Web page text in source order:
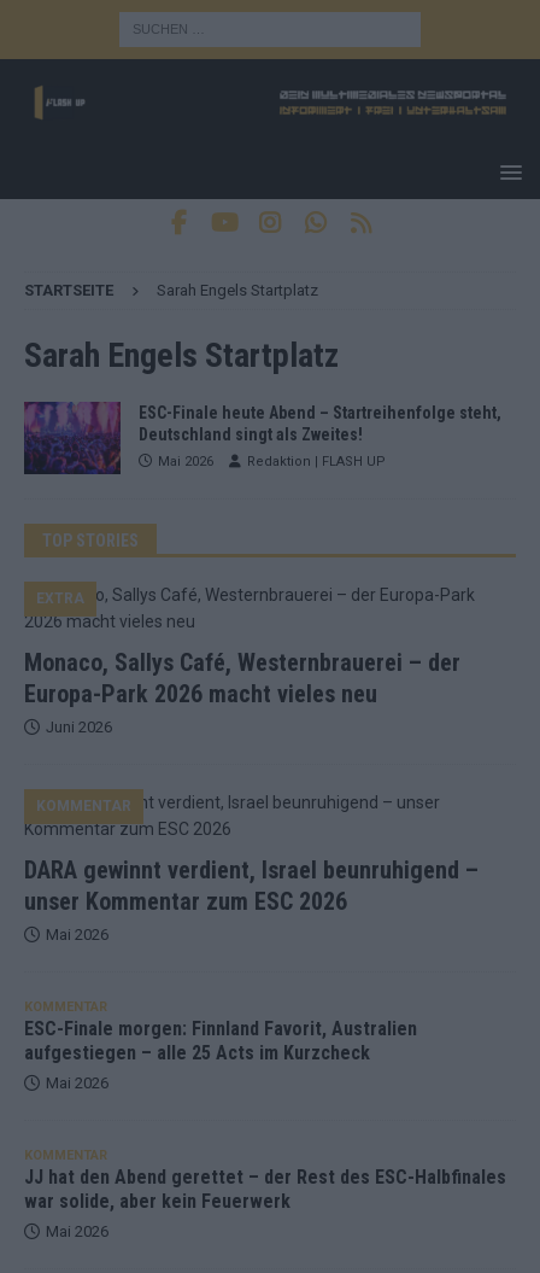
STARTSEITE Sarah Engels Startplatz
Sarah Engels Startplatz
ESC-Finale heute Abend – Startreihenfolge steht,
Deutschland singt als Zweites!
Mai 2026 Redaktion | FLASH UP
TOP STORIES
Monaco, Sallys Café, Westernbrauerei – der
Europa-Park 2026 macht vieles neu
EXTRA
Juni 2026
DARA gewinnt verdient, Israel beunruhigend –
unser Kommentar zum ESC 2026
KOMMENTAR
Mai 2026
KOMMENTAR
ESC-Finale morgen: Finnland Favorit, Australien
aufgestiegen – alle 25 Acts im Kurzcheck
Mai 2026
KOMMENTAR
JJ hat den Abend gerettet – der Rest des ESC-Halbfinales
war solide, aber kein Feuerwerk
Mai 2026